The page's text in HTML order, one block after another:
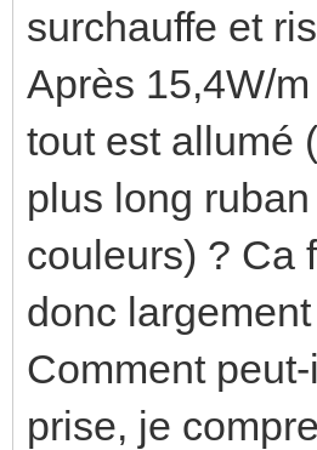
surchauffe et
Après 15,4W/
tout est allumé
plus long
couleurs) ? Ca
donc
Comment
prise, je